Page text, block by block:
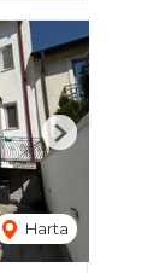
Harta
Next